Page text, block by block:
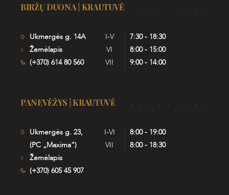
BIRŽŲ DUONA | KRAUTUVĖ
Ukmergės g. 14A
Žemėlapis
(+370) 614 80 560
I-V
7:30 - 18:30
VI
8:00 - 15:00
VII
9:00 - 14:00
PANEVĖŽYS | KRAUTUVĖ
Ukmergės g. 23,
(PC „Maxima“)
Žemėlapis
(+370) 605 45 907
I-VI
8:00 - 19:00
VII
8:00 - 18:30